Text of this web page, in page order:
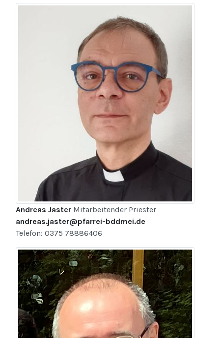
Andreas Jaster Mitarbeitender Priester
andreas.jaster@pfarrei-bddmei.de
Telefon: 0375 78886406